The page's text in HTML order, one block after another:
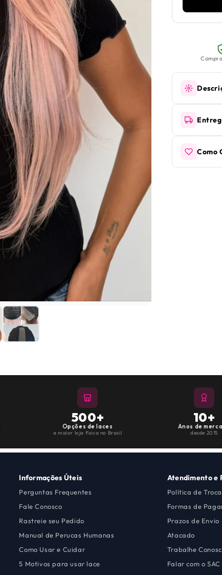
Como
500+
Opções de laces
a maior loja física no Brasil
10+
Anos de
desde 2015
Informações Úteis
Perguntas Frequentes
Fale Conosco
Rastreie seu Pedido
Manual de Perucas Humanas
Como Usar e Cuidar
5 Motivos para usar lace
Atendimento e
Política de Troca
Formas de
Prazos de Envio
Atacado
Trabalhe
Falar com o SAC